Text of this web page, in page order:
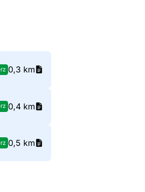
0,3 km
0,4 km
0,5 km